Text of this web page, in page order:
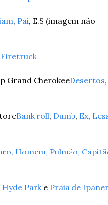
, Pai, E.S (imagem não
Firetruck
Grand CherokeeDesertos
Bank roll, Dumb, Ex,
Homem, Pulmão,
Hyde Park e Praia de